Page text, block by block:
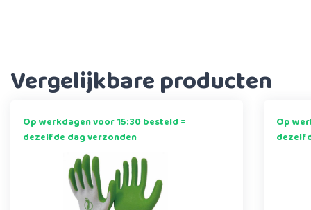
Vergelijkbare producten
Op werkdagen voor 15:30 besteld =
dezelfde dag verzonden
Op